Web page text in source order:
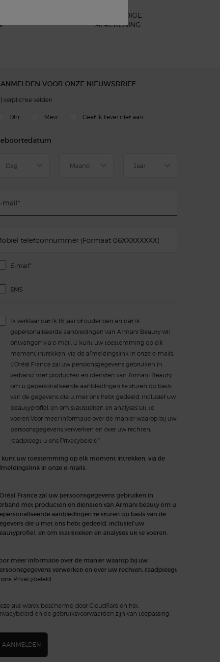
EENVOUDIGE
AFREKENING
VOOR ONZE NIEUWSBRIEF
verplichte velden
Dhr. Mevr. Geef ik liever niet aan
mail*
telefoonnummer (Formaat 06XXXXXXXX)
E-mail*
SMS
Ik verklaar dat ik 16 jaar of ouder ben en dat ik
gepersonaliseerde aanbiedingen van Armani Beauty wil
ontvangen via e-mail. U kunt uw toestemming op elk
moment intrekken, via de afmeldingslink in onze e-mails.
L'Oréal France zal uw persoonsgegevens gebruiken in
verband met producten en diensten van Armani Beauty
om u gepersonaliseerde aanbiedingen te sturen op basis
van de gegevens die u met ons hebt gedeeld, inclusief uw
beautyprofiel, en om statistieken en analyses uit te
voeren.Voor meer informatie over de manier waarop bij uw
persoonsgegevens verwerken en over uw rechten,
raadpleegt u ons Privacybeleid*
kunt uw toestemming op elk moment intrekken, via de
in onze e-mails.
France zal uw persoonsgegevens gebruiken in
met producten en diensten van Armani beauty om u
aanbiedingen te sturen op basis van de
die u met ons hebt gedeeld, inclusief uw
en om statistieken en analyses uit te voeren.
meer informatie over de manier waarop bij uw
verwerken en over uw rechten, raadpleegt
Privacybeleid
site wordt beschermd door Cloudflare en het
en de gebruiksvoorwaarden zijn van toepassing.
AANMELDEN